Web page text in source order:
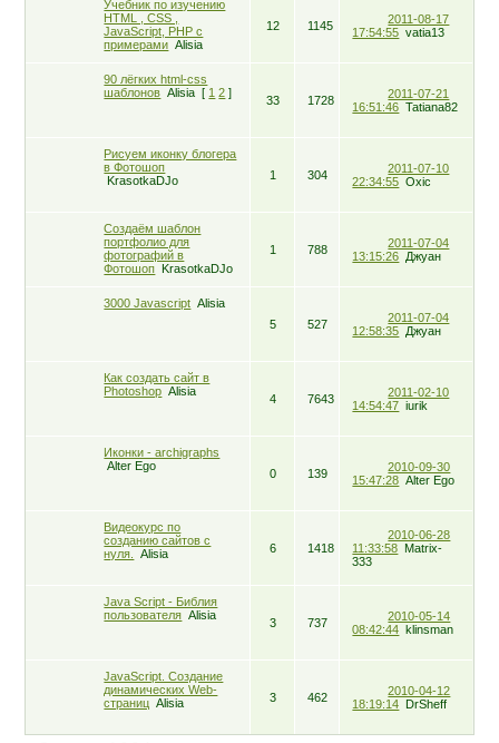
Учебник по изучению
HTML , CSS ,
JavaScript, PHP с
примерами Alisia
12 1145
2011-08-17
17:54:55 vatia13
90 лёгких html-css
шаблонов Alisia [ 1 2 ]
33 1728
2011-07-21
16:51:46 Tatiana82
Рисуем иконку блогера
в Фотошоп
KrasotkaDJo
1 304
2011-07-10
22:34:55 Oxic
Создаём шаблон
портфолио для
фотографий в
Фотошоп KrasotkaDJo
1 788
2011-07-04
13:15:26 Джуан
3000 Javascript Alisia
5
527
2011-07-04
12:58:35 Джуан
Как создать сайт в
Photoshop Alisia
4 7643
2011-02-10
14:54:47 iurik
Иконки - archigraphs
Alter Ego
0 139
2010-09-30
15:47:28 Alter Ego
Видеокурс по
созданию сайтов с
нуля.
Alisia 6 1418
2010-06-28
11:33:58 Matrix-
333
Java Script - Библия
пользователя Alisia
3 737
2010-05-14
08:42:44 klinsman
JavaScript. Создание
динамических Web-
страниц Alisia 3 462
2010-04-12
18:19:14 DrSheff